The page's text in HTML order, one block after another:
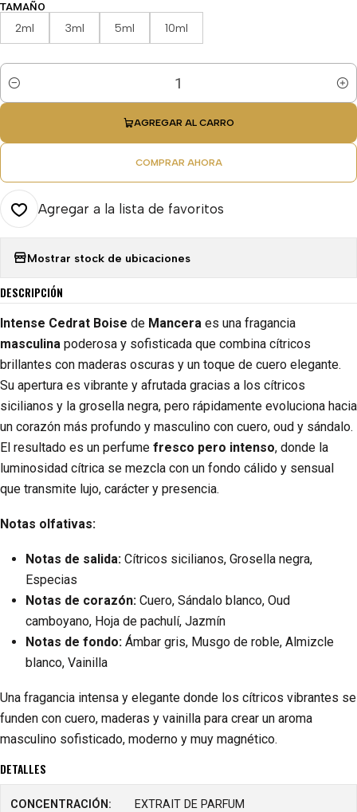
TAMAÑO
2ml 3ml 5ml 10ml
Cantidad
AGREGAR AL CARRO
COMPRAR AHORA
Agregar a la lista de favoritos
Mostrar stock de ubicaciones
DESCRIPCIÓN
Intense Cedrat Boise de Mancera es una fragancia
masculina poderosa y sofisticada que combina cítricos
brillantes con maderas oscuras y un toque de cuero elegante.
Su apertura es vibrante y afrutada gracias a los cítricos
sicilianos y la grosella negra, pero rápidamente evoluciona hacia
un corazón más profundo y masculino con cuero, oud y sándalo.
El resultado es un perfume fresco pero intenso, donde la
luminosidad cítrica se mezcla con un fondo cálido y sensual
que transmite lujo, carácter y presencia.
Notas olfativas:
Notas de salida: Cítricos sicilianos, Grosella negra,
Especias
Notas de corazón: Cuero, Sándalo blanco, Oud
camboyano, Hoja de pachulí, Jazmín
Notas de fondo: Ámbar gris, Musgo de roble, Almizcle
blanco, Vainilla
Una fragancia intensa y elegante donde los cítricos vibrantes se
funden con cuero, maderas y vainilla para crear un aroma
masculino sofisticado, moderno y muy magnético.
DETALLES
CONCENTRACIÓN: EXTRAIT DE PARFUM